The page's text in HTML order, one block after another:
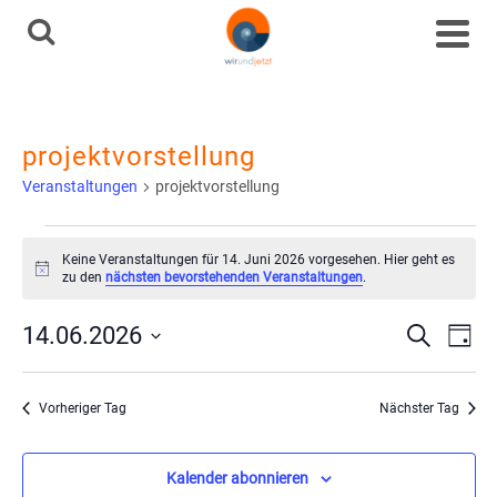
projektvorstellung
Veranstaltungen projektvorstellung
Veranstaltungen
14.
Juni
2026
Hinweis
Keine Veranstaltungen für 14. Juni 2026 vorgesehen. Hier geht es
zu dennächsten bevorstehenden Veranstaltungen.
und
Suche
Tag
14.06.2026
Datum
wählen.
Vorheriger Tag Nächster Tag
Kalender abonnieren